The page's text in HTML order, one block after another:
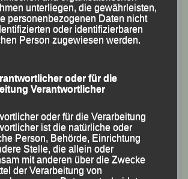
mit Ehrenvorsitzenden Peter
unterliegen, die gewährleisten,
personenbezogenen Daten nicht
oder identifizierbaren
Person zugewiesen werden.
oder für die
Verantwortlicher
oder für die Verarbeitung
ist die natürliche oder
Person, Behörde, Einrichtung
Stelle, die allein oder
mit anderen über die Zwecke
der Verarbeitung von